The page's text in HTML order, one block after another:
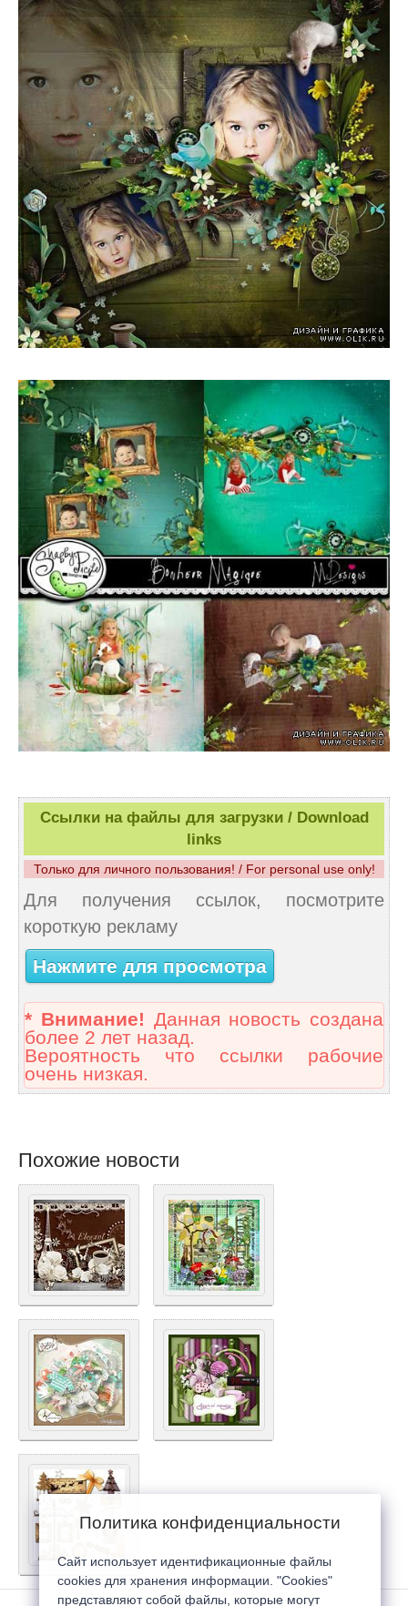
Ссылки на файлы для загрузки / Download
links
Только для личного пользования! / For personal use only!
Для получения ссылок, посмотрите
короткую рекламу
Нажмите для просмотра
* Внимание! Данная новость создана
более 2 лет назад.
Вероятность что ссылки рабочие
очень низкая.
Похожие новости
Политика конфиденциальности
Сайт использует идентификационные файлы
cookies для хранения информации. "Cookies"
представляют собой файлы, которые могут